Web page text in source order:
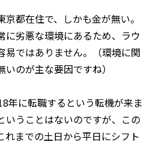
都在住で、しかも金が無い。
に劣悪な環境にあるため、ラウ
易ではありません。（環境に関
のが主な要因ですね）
年に転職するという転機が来ま
いうことはないのですが、この
れまでの土日から平日にシフト